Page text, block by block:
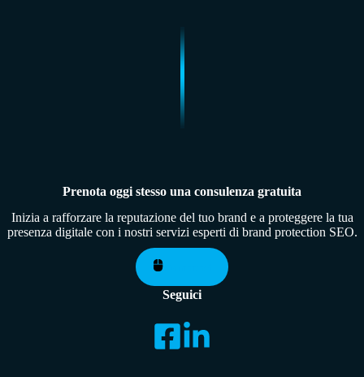
Prenota oggi stesso una consulenza gratuita
Inizia a rafforzare la reputazione del tuo brand e a proteggere la tua
presenza digitale con i nostri servizi esperti di brand protection SEO.
Seguici